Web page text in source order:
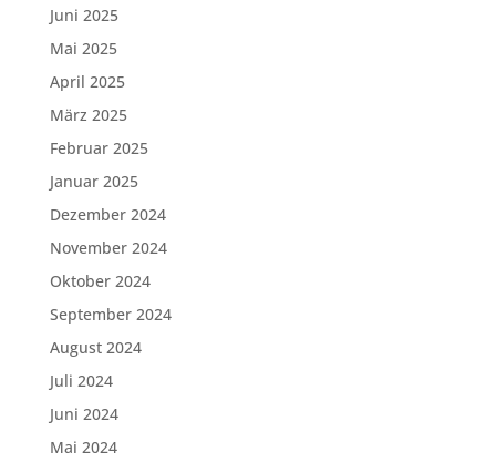
Juni 2025
Mai 2025
April 2025
März 2025
Februar 2025
Januar 2025
Dezember 2024
November 2024
Oktober 2024
September 2024
August 2024
Juli 2024
Juni 2024
Mai 2024